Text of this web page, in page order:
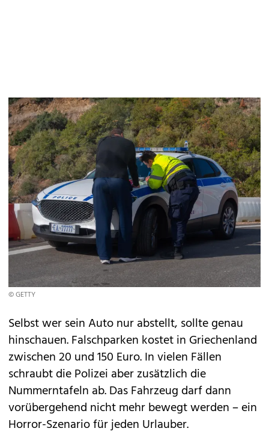
© GETTY
Selbst wer sein Auto nur abstellt, sollte genau
hinschauen. Falschparken kostet in Griechenland
zwischen 20 und 150 Euro. In vielen Fällen
schraubt die Polizei aber zusätzlich die
Nummerntafeln ab. Das Fahrzeug darf dann
vorübergehend nicht mehr bewegt werden – ein
Horror-Szenario für jeden Urlauber.